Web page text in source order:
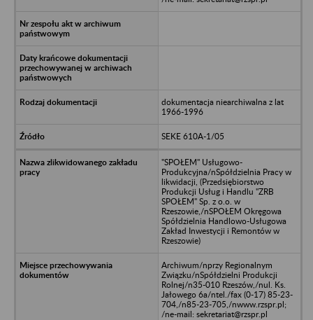
dokumentacja niearchiwalna z lat
1966-1996
SEKE 610A-1/05
"SPOŁEM" Usługowo-
Produkcyjna/nSpółdzielnia Pracy w
likwidacji, (Przedsiębiorstwo
Produkcji Usług i Handlu "ZRB
SPOŁEM" Sp. z o.o. w
Rzeszowie,/nSPOŁEM Okręgowa
Spółdzielnia Handlowo-Usługowa
Zakład Inwestycji i Remontów w
Rzeszowie)
Archiwum/nprzy Regionalnym
Związku/nSpółdzielni Produkcji
Rolnej/n35-010 Rzeszów,/nul. Ks.
Jałowego 6a/ntel./fax (0-17) 85-23-
704,/n85-23-705,/nwww.rzspr.pl;
/ne-mail: sekretariat@rzspr.pl